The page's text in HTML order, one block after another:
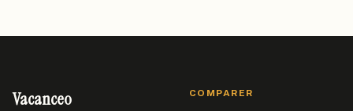
Vacanceo COMPARER